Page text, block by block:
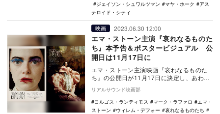
ジェイソン・シュワルツマン
マヤ・ホーク
アス
テロイド・シティ
映画 2023.06.30 12:00
エマ・ストーン主演『哀れなるものた
ち』本予告＆ポスタービジュアル 公
開日は11月17日に
エマ・ストーン主演映画『哀れなるものた
ち』の公開日が11月17日に決定し、あわせ
て本予告とポスタービジュアルが公開され
た。 …
リアルサウンド映画部
ヨルゴス・ランティモス
マーク・ラファロ
エマ・
ストーン
ウィレム・デフォー
哀れなるものたち